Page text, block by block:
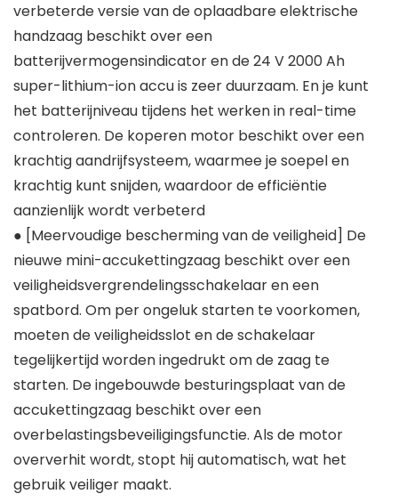
verbeterde versie van de oplaadbare elektrische
handzaag beschikt over een
batterijvermogensindicator en de 24 V 2000 Ah
super-lithium-ion accu is zeer duurzaam. En je kunt
het batterijniveau tijdens het werken in real-time
controleren. De koperen motor beschikt over een
krachtig aandrijfsysteem, waarmee je soepel en
krachtig kunt snijden, waardoor de efficiëntie
aanzienlijk wordt verbeterd
● [Meervoudige bescherming van de veiligheid] De
nieuwe mini-accukettingzaag beschikt over een
veiligheidsvergrendelingsschakelaar en een
spatbord. Om per ongeluk starten te voorkomen,
moeten de veiligheidsslot en de schakelaar
tegelijkertijd worden ingedrukt om de zaag te
starten. De ingebouwde besturingsplaat van de
accukettingzaag beschikt over een
overbelastingsbeveiligingsfunctie. Als de motor
oververhit wordt, stopt hij automatisch, wat het
gebruik veiliger maakt.